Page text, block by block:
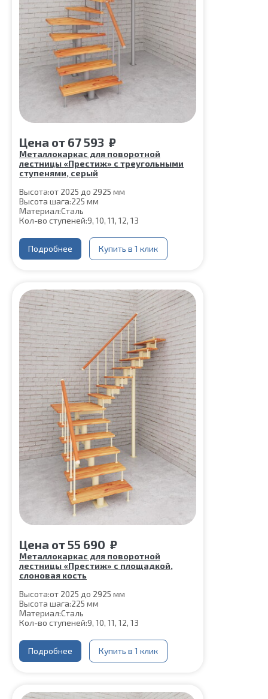
Цена от 67 593 ₽
Металлокаркас для поворотной
лестницы «Престиж» с треугольными
ступенями, серый
Высота:от 2025 до 2925 мм
Высота шага:225 мм
Материал:Сталь
Кол-во ступеней:9, 10, 11, 12, 13
Подробнее Купить в 1 клик
Цена от55 690 ₽
Металлокаркас для поворотной
лестницы «Престиж» с площадкой,
слоновая кость
Высота:от 2025 до 2925 мм
Высота шага:225 мм
Материал:Сталь
Кол-во ступеней:9, 10, 11, 12, 13
Подробнее Купить в 1 клик